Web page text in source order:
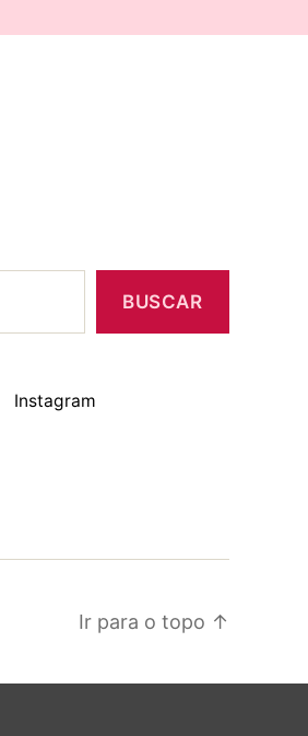
BUSCAR
Instagram
Ir para o topo ↑